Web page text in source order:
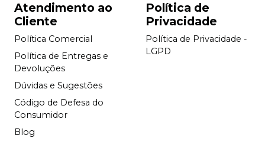
Atendimento ao
Cliente
Política Comercial
Política de Entregas e
Devoluções
Dúvidas e Sugestões
Código de Defesa do
Consumidor
Blog
Política de
Privacidade
Política de Privacidade -
LGPD